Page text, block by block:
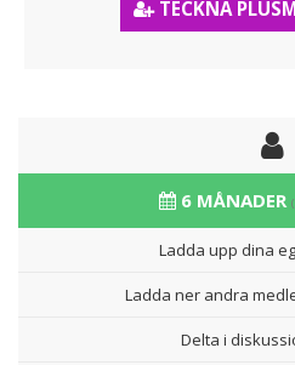
TECKNA
6 MÅNADER
Ladda upp dina
Ladda ner andra
Delta i